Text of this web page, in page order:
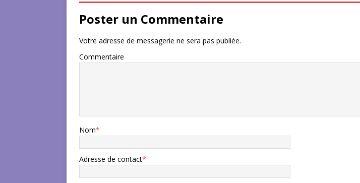
Poster un Commentaire
Votre adresse de messagerie ne sera pas publiée.
Commentaire
Nom*
Adresse de contact*